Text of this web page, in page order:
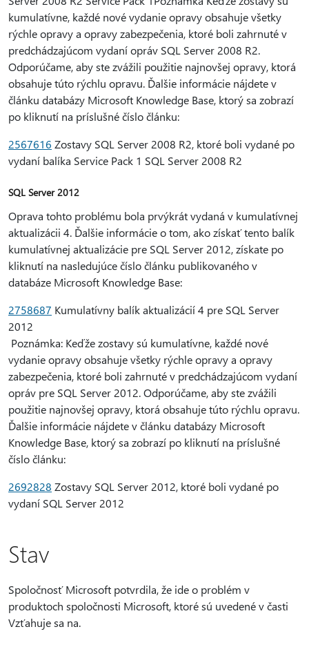
kumulatívne, každé nové vydanie opravy obsahuje všetky
rýchle opravy a opravy zabezpečenia, ktoré boli zahrnuté v
predchádzajúcom vydaní opráv SQL Server 2008 R2.
Odporúčame, aby ste zvážili použitie najnovšej opravy, ktorá
obsahuje túto rýchlu opravu. Ďalšie informácie nájdete v
článku databázy Microsoft Knowledge Base, ktorý sa zobrazí
po kliknutí na príslušné číslo článku:
2567616 Zostavy SQL Server 2008 R2, ktoré boli vydané po
vydaní balíka Service Pack 1 SQL Server 2008 R2
SQL Server 2012
Oprava tohto problému bola prvýkrát vydaná v kumulatívnej
aktualizácii 4. Ďalšie informácie o tom, ako získať tento balík
kumulatívnej aktualizácie pre SQL Server 2012, získate po
kliknutí na nasledujúce číslo článku publikovaného v
databáze Microsoft Knowledge Base:
2758687 Kumulatívny balík aktualizácií 4 pre SQL Server
2012
Poznámka: Keďže zostavy sú kumulatívne, každé nové
vydanie opravy obsahuje všetky rýchle opravy a opravy
zabezpečenia, ktoré boli zahrnuté v predchádzajúcom vydaní
opráv pre SQL Server 2012. Odporúčame, aby ste zvážili
použitie najnovšej opravy, ktorá obsahuje túto rýchlu opravu.
Ďalšie informácie nájdete v článku databázy Microsoft
Knowledge Base, ktorý sa zobrazí po kliknutí na príslušné
číslo článku:
2692828 Zostavy SQL Server 2012, ktoré boli vydané po
vydaní SQL Server 2012
Stav
Spoločnosť Microsoft potvrdila, že ide o problém v
produktoch spoločnosti Microsoft, ktoré sú uvedené v časti
Vzťahuje sa na.